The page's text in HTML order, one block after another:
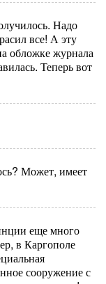
Надо
все! А эту
обложке журнала
Теперь вот
Может, имеет
еще много
в Каргополе
сооружение с